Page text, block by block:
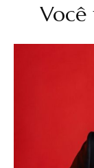
Você